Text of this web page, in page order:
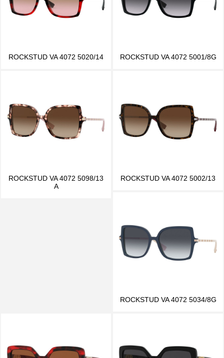
ROCKSTUD VA 4072 5020/14 ROCKSTUD VA 4072 5001/8G
ROCKSTUD VA 4072 5098/13
A
ROCKSTUD VA 4072 5002/13
ROCKSTUD VA 4072 5034/8G